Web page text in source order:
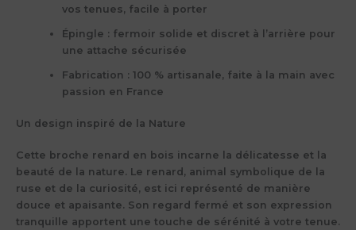
vos tenues, facile à porter
Épingle : fermoir solide et discret à l’arrière pour
une attache sécurisée
Fabrication : 100 % artisanale, faite à la main avec
passion en France
Un design inspiré de la Nature
Cette broche renard en bois incarne la délicatesse et la
beauté de la nature. Le renard, animal symbolique de la
ruse et de la curiosité, est ici représenté de manière
douce et apaisante. Son regard fermé et son expression
tranquille apportent une touche de sérénité à votre tenue.